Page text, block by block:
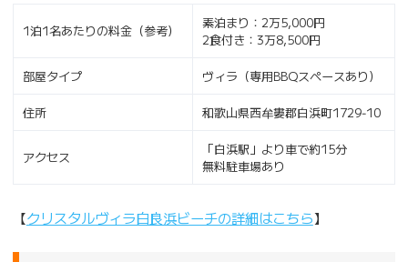
1泊1名あたりの料金（参考）
素泊まり：2万5,000円
2食付き：3万8,500円
部屋タイプ ヴィラ（専用BBQスペースあり）
住所 和歌山県西牟婁郡白浜町1729‐10
アクセス
「白浜駅」より車で約15分
無料駐車場あり
【クリスタルヴィラ白良浜ビーチの詳細はこちら】